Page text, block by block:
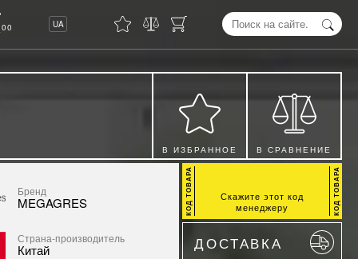
00 UA
В ИЗБРАННОЕ В СРАВНЕНИЕ
Бренд
MEGAGRES
Страна-производитель
Китай
Скажите этот код
менеджеру
ДОСТАВКА